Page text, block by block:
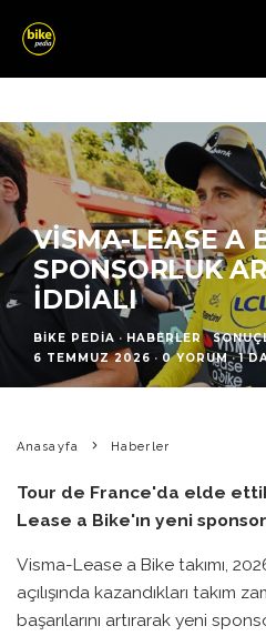
VISMA-LEASE A
SPONSORLUK
İDDIALI
BIKE PEDIA · HABERLER
6 TEMMUZ 2026 · 0 YORUM · 1
Anasayfa Haberler
Tour de France'da elde
Lease a Bike'ın yeni
Visma-Lease a Bike takımı,
açılışında kazandıkları takım
başarılarını artırarak yeni